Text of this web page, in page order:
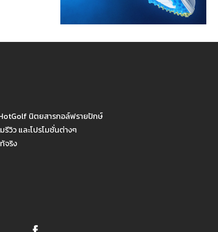
HotGolf นิตยสารกอล์ฟรายปักษ์
วิว และโปรโมชั่นต่างๆ
จริง